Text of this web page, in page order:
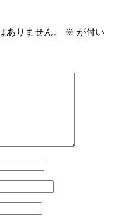
ありません。 ※ が付い